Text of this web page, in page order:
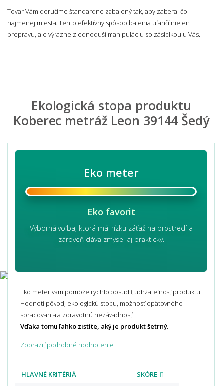
Tovar Vám doručíme štandardne zabalený tak, aby zaberal čo
najmenej miesta. Tento efektívny spôsob balenia uľahčí nielen
prepravu, ale výrazne zjednoduší manipuláciu so zásielkou u Vás.
Ekologická stopa produktu
Koberec metráž Leon 39144 Šedý
Eko meter
Eko favorit
Výborná voľba, ktorá má nízku záťaž na prostredí a
zároveň dáva zmysel aj prakticky.
Eko meter vám pomôže rýchlo posúdiť udržateľnosť produktu.
Hodnotí pôvod, ekologickú stopu, možnosť opätovného
spracovania a zdravotnú nezávadnosť.
Vďaka tomu ľahko zistíte, aký je produkt šetrný.
Zobraziť podrobné hodnotenie
HLAVNÉ KRITÉRIÁ
SKÓRE